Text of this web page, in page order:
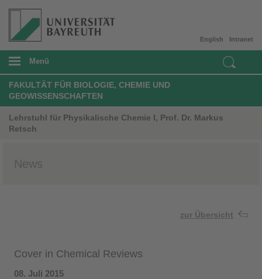
Intranet
English
Menü
FAKULTÄT FÜR BIOLOGIE, CHEMIE UND
GEOWISSENSCHAFTEN
Lehrstuhl für Physikalische Chemie I, Prof. Dr. Markus
Retsch
News
zur Übersicht
Cover in Chemical Reviews
08. Juli 2015